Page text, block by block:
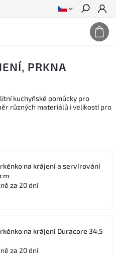
Hledat
PRKNA
kuchyňské pomůcky pro
různých materiálů i velikostí pro
na krájení a servírování
za 20 dní
na krájení Duracore 34,5
za 20 dní